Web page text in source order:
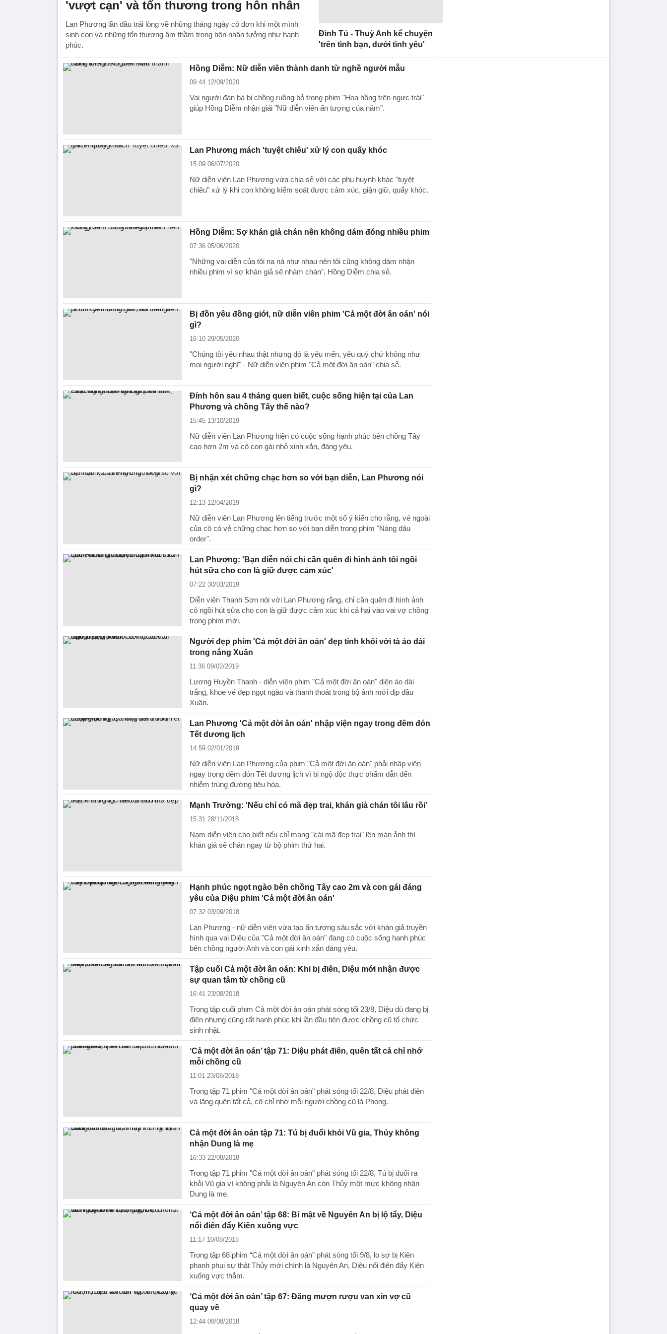
'vượt cạn' và tổn thương trong hôn nhân
Lan Phương lần đầu trải lòng về những tháng ngày cô đơn khi một mình
sinh con và những tổn thương âm thầm trong hôn nhân tưởng như hạnh
phúc.
Đình Tú - Thuỳ Anh kể chuyện
'trên tình bạn, dưới tình yêu'
Hồng Diễm: Nữ diễn viên thành danh từ nghề người mẫu
09:44 12/09/2020
Vai người đàn bà bị chồng ruồng bỏ trong phim "Hoa hồng trên ngực trái"
giúp Hồng Diễm nhận giải "Nữ diễn viên ấn tượng của năm".
Lan Phương mách 'tuyệt chiêu' xử lý con quấy khóc
15:09 06/07/2020
Nữ diễn viên Lan Phương vừa chia sẻ với các phụ huynh khác "tuyệt
chiêu" xử lý khi con không kiểm soát được cảm xúc, giận giữ, quấy khóc.
Hồng Diễm: Sợ khán giả chán nên không dám đóng nhiều phim
07:36 05/06/2020
"Những vai diễn của tôi na ná như nhau nên tôi cũng không dám nhận
nhiều phim vì sợ khán giả sẽ nhàm chán", Hồng Diễm chia sẻ.
Bị đồn yêu đồng giới, nữ diễn viên phim 'Cả một đời ân oán' nói
gì?
16:10 29/05/2020
"Chúng tôi yêu nhau thật nhưng đó là yêu mến, yêu quý chứ không như
mọi người nghĩ" - Nữ diễn viên phim "Cả một đời ân oán" chia sẻ.
Đính hôn sau 4 tháng quen biết, cuộc sống hiện tại của Lan
Phương và chồng Tây thế nào?
15:45 13/10/2019
Nữ diễn viên Lan Phương hiện có cuộc sống hạnh phúc bên chồng Tây
cao hơn 2m và cô con gái nhỏ xinh xắn, đáng yêu.
Bị nhận xét chững chạc hơn so với bạn diễn, Lan Phương nói
gì?
12:13 12/04/2019
Nữ diễn viên Lan Phương lên tiếng trước một số ý kiến cho rằng, vẻ ngoài
của cô có vẻ chững chạc hơn so với bạn diễn trong phim "Nàng dâu
order".
Lan Phương: 'Bạn diễn nói chỉ cần quên đi hình ảnh tôi ngồi
hút sữa cho con là giữ được cảm xúc'
07:22 30/03/2019
Diễn viên Thanh Sơn nói với Lan Phương rằng, chỉ cần quên đi hình ảnh
cô ngồi hút sữa cho con là giữ được cảm xúc khi cả hai vào vai vợ chồng
trong phim mới.
Người đẹp phim 'Cả một đời ân oán' đẹp tinh khôi với tà áo dài
trong nắng Xuân
11:36 09/02/2019
Lương Huyền Thanh - diễn viên phim "Cả một đời ân oán" diện áo dài
trắng, khoe vẻ đẹp ngọt ngào và thanh thoát trong bộ ảnh mới dịp đầu
Xuân.
Lan Phương 'Cả một đời ân oán' nhập viện ngay trong đêm đón
Tết dương lịch
14:59 02/01/2019
Nữ diễn viên Lan Phương của phim "Cả một đời ân oán" phải nhập viện
ngay trong đêm đón Tết dương lịch vì bị ngộ độc thực phẩm dẫn đến
nhiễm trùng đường tiêu hóa.
Mạnh Trường: 'Nếu chỉ có mã đẹp trai, khán giả chán tôi lâu rồi'
15:31 28/11/2018
Nam diễn viên cho biết nếu chỉ mang "cái mã đẹp trai" lên màn ảnh thì
khán giả sẽ chán ngay từ bộ phim thứ hai.
Hạnh phúc ngọt ngào bên chồng Tây cao 2m và con gái đáng
yêu của Diệu phim 'Cả một đời ân oán'
07:32 03/09/2018
Lan Phương - nữ diễn viên vừa tạo ấn tượng sâu sắc với khán giả truyền
hình qua vai Diệu của "Cả một đời ân oán" đang có cuộc sống hạnh phúc
bên chồng người Anh và con gái xinh xắn đáng yêu.
Tập cuối Cả một đời ân oán: Khi bị điên, Diệu mới nhận được
sự quan tâm từ chồng cũ
16:41 23/08/2018
Trong tập cuối phim Cả một đời ân oán phát sóng tối 23/8, Diệu dù đang bị
điên nhưng cũng rất hạnh phúc khi lần đầu tiên được chồng cũ tổ chức
sinh nhật.
‘Cả một đời ân oán’ tập 71: Diệu phát điên, quên tất cả chỉ nhớ
mỗi chồng cũ
11:01 23/08/2018
Trong tập 71 phim "Cả một đời ân oán" phát sóng tối 22/8, Diệu phát điên
và lãng quên tất cả, cô chỉ nhớ mỗi người chồng cũ là Phong.
Cả một đời ân oán tập 71: Tú bị đuổi khỏi Vũ gia, Thủy không
nhận Dung là mẹ
16:33 22/08/2018
Trong tập 71 phim "Cả một đời ân oán" phát sóng tối 22/8, Tú bị đuổi ra
khỏi Vũ gia vì không phải là Nguyên An còn Thủy một mực không nhận
Dung là mẹ.
‘Cả một đời ân oán’ tập 68: Bí mật về Nguyên An bị lộ tẩy, Diệu
nổi điên đẩy Kiên xuống vực
11:17 10/08/2018
Trong tập 68 phim “Cả một đời ân oán” phát sóng tối 9/8, lo sợ bị Kiên
phanh phui sự thật Thủy mới chính là Nguyên An, Diệu nổi điên đẩy Kiên
xuống vực thẳm.
‘Cả một đời ân oán’ tập 67: Đăng mượn rượu van xin vợ cũ
quay về
12:44 09/08/2018